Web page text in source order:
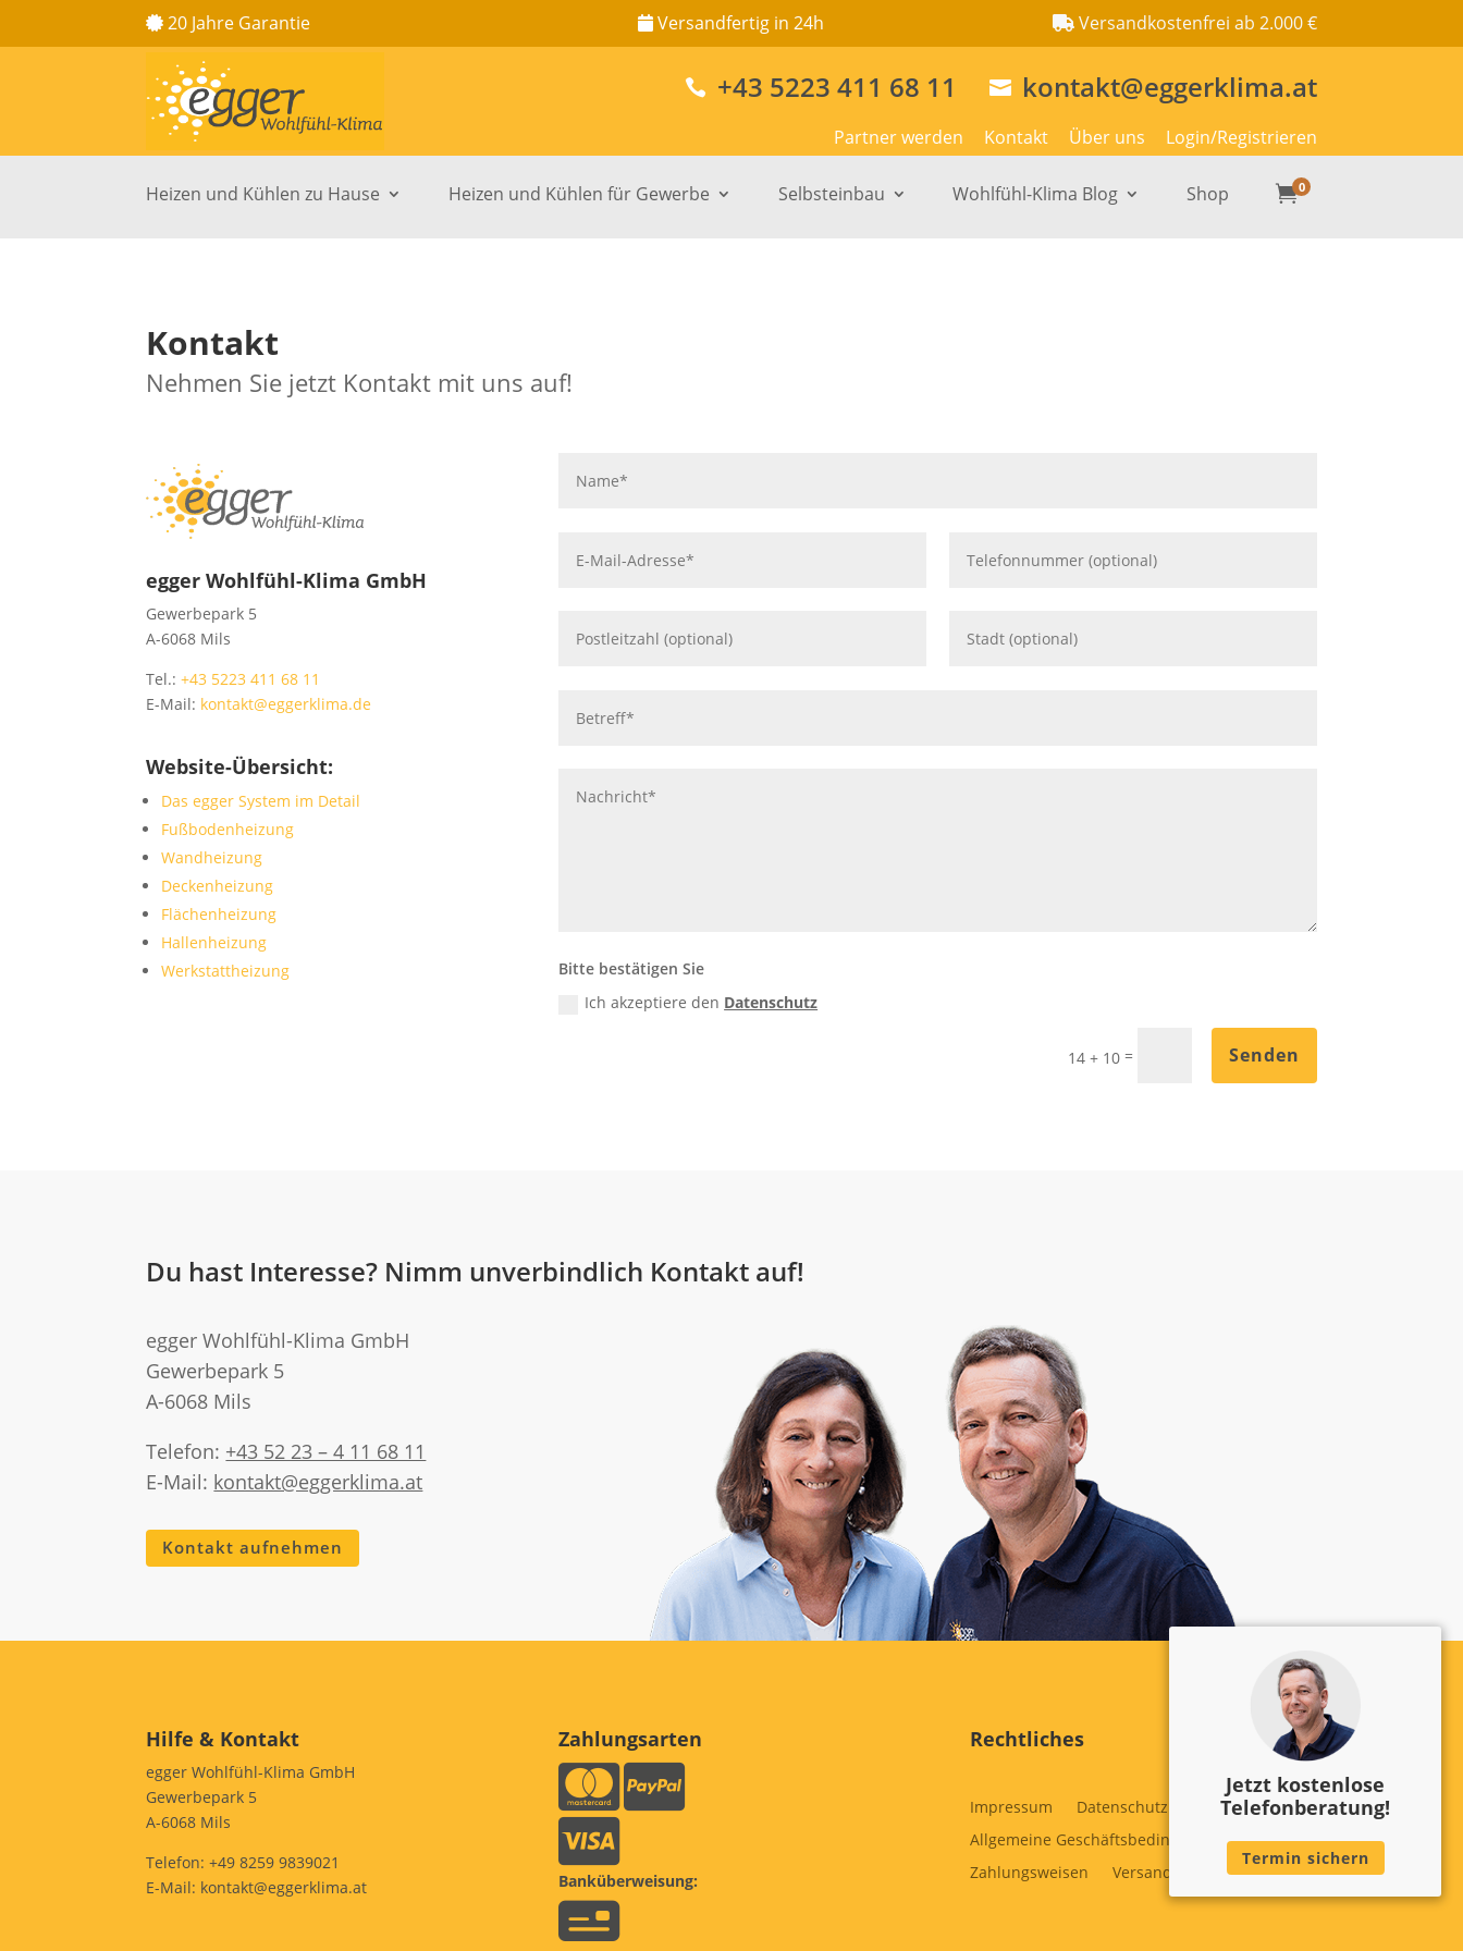
20 Jahre Garantie Versandfertig in 24h Versandkostenfrei ab 2.000 €
 +43 5223 411 68 11  kontakt@eggerklima.at
Partner werden Kontakt Über uns Login/Registrieren
Heizen und Kühlen zu Hause Heizen und Kühlen für Gewerbe Selbsteinbau Wohlfühl-Klima Blog Shop 0
Kontakt
Nehmen Sie jetzt Kontakt mit uns auf!
egger Wohlfühl-Klima GmbH
Gewerbepark 5
A-6068 Mils
Tel.:+43 5223 411 68 11
E-Mail: kontakt@eggerklima.de
Website-Übersicht:
Das egger System im Detail
Fußbodenheizung
Wandheizung
Deckenheizung
Flächenheizung
Hallenheizung
Werkstattheizung
Bitte bestätigen Sie
Ich akzeptiere den Datenschutz
14 + 10= Senden
Du hast Interesse? Nimm unverbindlich Kontakt auf!
egger Wohlfühl-Klima GmbH
Gewerbepark 5
A-6068 Mils
Telefon: +43 52 23 – 4 11 68 11
E-Mail: kontakt@eggerklima.at
Kontakt aufnehmen
Hilfe & Kontakt
egger Wohlfühl-Klima GmbH
Gewerbepark 5
A-6068 Mils
Telefon:+49 8259 9839021
E-Mail: kontakt@eggerklima.at
Zahlungsarten
Banküberweisung:
Rechtliches
Impressum Datenschutz
Cookie Policy
Allgemeine Geschäftsbedingungen
Widerruf
Zahlungsweisen
Versand & Lieferung
Jetzt kostenlose
Telefonberatung!
Termin sichern